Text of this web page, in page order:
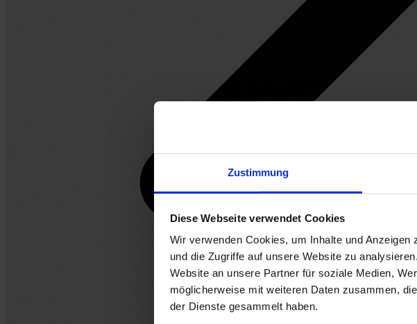
Zustimmung
Diese Webseite verwendet Cookies
Wir verwenden Cookies, um Inhalte und
und die Zugriffe auf unsere Website zu
Website an unsere Partner für soziale Medien,
möglicherweise mit weiteren Daten zusammen,
der Dienste gesammelt haben.